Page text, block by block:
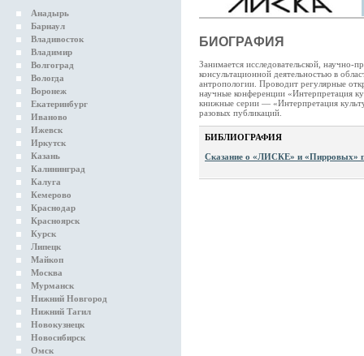
Анадырь
Барнаул
Владивосток
Владимир
Волгоград
Вологда
Воронеж
Екатеринбург
Иваново
Ижевск
Иркутск
Казань
Калининград
Калуга
Кемерово
Краснодар
Красноярск
Курск
Липецк
Майкоп
Москва
Мурманск
Нижний Новгород
Нижний Тагил
Новокузнецк
Новосибирск
Омск
БИОГРАФИЯ
Занимается исследовательской, научно-
консультационной деятельностью в
антропологии. Проводит регулярные
научные конференции «Интерпретация
книжные серии — «Интерпретация
разовых публикаций.
БИБЛИОГРАФИЯ
Сказание о «ЛИСКЕ» и «Пирровых»